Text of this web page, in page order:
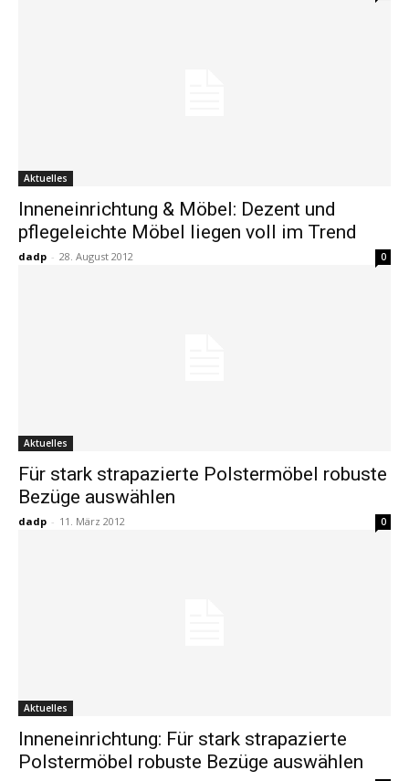
Aktuelles
Inneneinrichtung & Möbel: Dezent und
pflegeleichte Möbel liegen voll im Trend
dadp - 28. August 2012 0
Aktuelles
Für stark strapazierte Polstermöbel robuste
Bezüge auswählen
dadp - 11. März 2012 0
Aktuelles
Inneneinrichtung: Für stark strapazierte
Polstermöbel robuste Bezüge auswählen